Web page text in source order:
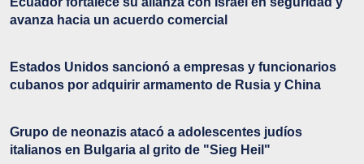
avanza hacia un acuerdo comercial
Estados Unidos sancionó a empresas y funcionarios
cubanos por adquirir armamento de Rusia y China
Grupo de neonazis atacó a adolescentes judíos
italianos en Bulgaria al grito de "Sieg Heil"